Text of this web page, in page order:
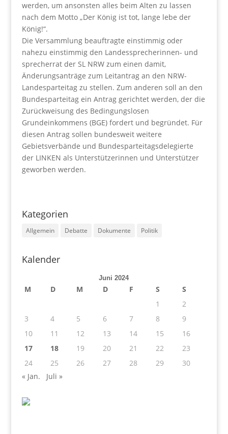
werden, um ansonsten alles beim Alten zu lassen
nach dem Motto „Der König ist tot, lange lebe der
König!“.
Die Versammlung beauftragte einstimmig oder
nahezu einstimmig den Landessprecherinnen- und
sprecherrat der SL NRW zum einen damit,
Änderungsanträge zum Leitantrag an den NRW-
Landesparteitag zu stellen. Zum anderen soll an den
Bundesparteitag ein Antrag gerichtet werden, der die
Zurückweisung des Bedingungslosen
Grundeinkommens (BGE) fordert und begründet. Für
diesen Antrag sollen bundesweit weitere
Gebietsverbände und Bundesparteitagsdelegierte
der LINKEN als Unterstützerinnen und Unterstützer
geworben werden.
Kategorien
Allgemein Debatte Dokumente Politik
Kalender
Juni 2024
M D M D F S
S
1
2
3
4 5 6 7 8
9
10
11 12 13 14 15
16
17
18 19 20 21 22
23
24
25 26 27 28 29
30
« Jan.
Juli »